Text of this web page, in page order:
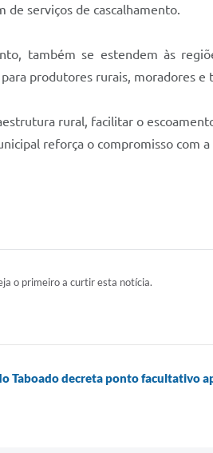
de serviços de cascalhamento.
também se estendem às
produtores rurais, moradores e
rural, facilitar o
reforça o compromisso
o primeiro a curtir esta notícia.
Taboado decreta ponto facultativo